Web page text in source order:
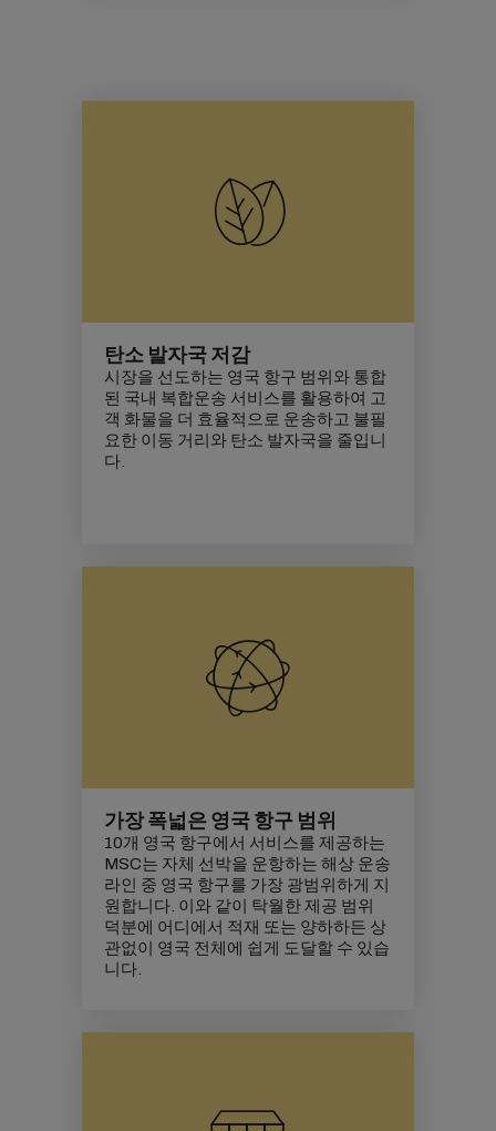
탄소 발자국 저감
시장을 선도하는 영국 항구 범위와 통합
된 국내 복합운송 서비스를 활용하여 고
객 화물을 더 효율적으로 운송하고 불필
요한 이동 거리와 탄소 발자국을 줄입니
다.
가장 폭넓은 영국 항구 범위
10개 영국 항구에서 서비스를 제공하는
MSC는 자체 선박을 운항하는 해상 운송
라인 중 영국 항구를 가장 광범위하게 지
원합니다. 이와 같이 탁월한 제공 범위
덕분에 어디에서 적재 또는 양하하든 상
관없이 영국 전체에 쉽게 도달할 수 있습
니다.